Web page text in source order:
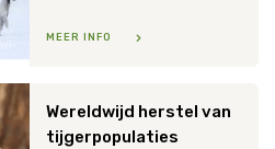
/
MEER INFO
Wereldwijd herstel van
tijgerpopulaties